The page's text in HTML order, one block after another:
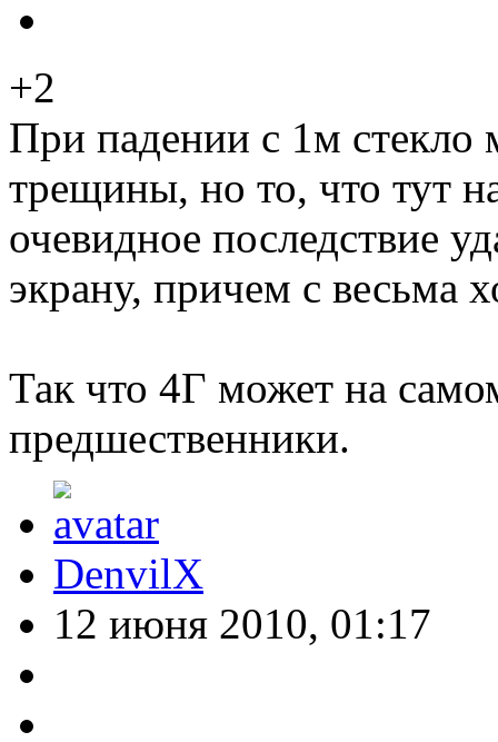
+2
При падении с 1м стекло
трещины, но то, что тут
очевидное последствие
экрану, причем с весьма
Так что 4Г может на
предшественники.
DenvilX
12 июня 2010, 01:17